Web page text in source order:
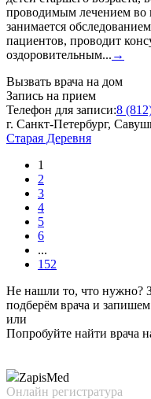
проводимым лечением во
занимается
пациентов, проводит
оздоровительным... →
Вызвать врача на дом
Запись на прием
Телефон для записи:8
г. Санкт-Петербург,
Старая Деревня
1
2
3
4
5
6
...
152
Не нашли то, что нужно?
подберём врача и
или
Попробуйте найти врача
ZapisMed
Онлайн регистратура